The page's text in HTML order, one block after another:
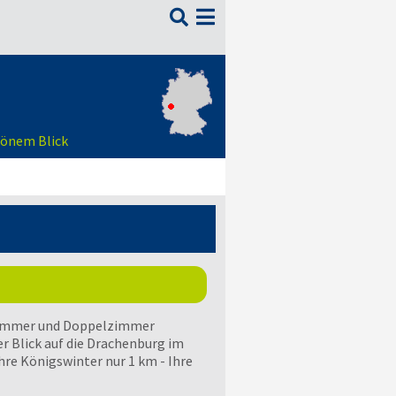

Blick
und Doppelzimmer
Blick auf die Drachenburg im
Königswinter nur 1 km - Ihre